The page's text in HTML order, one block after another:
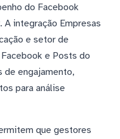
do Facebook
integração Empresas
e setor de
e Posts do
de engajamento,
para análise
que gestores